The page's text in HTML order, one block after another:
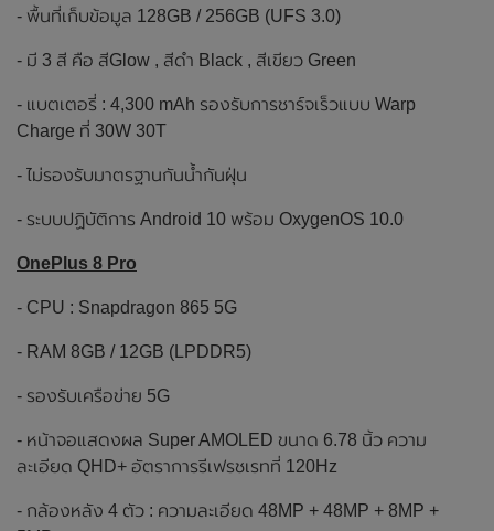
- พื้นที่เก็บข้อมูล 128GB / 256GB (UFS 3.0)
- มี 3 สี คือ สีGlow , สีดำ Black , สีเขียว Green
- แบตเตอรี่ : 4,300 mAh รองรับการชาร์จเร็วแบบ Warp
Charge ที่ 30W 30T
- ไม่รองรับมาตรฐานกันน้ำกันฝุ่น
- ระบบปฏิบัติการ Android 10 พร้อม OxygenOS 10.0
OnePlus 8 Pro
- CPU : Snapdragon 865 5G
- RAM 8GB / 12GB (LPDDR5)
- รองรับเครือข่าย 5G
- หน้าจอแสดงผล Super AMOLED ขนาด 6.78 นิ้ว ความ
ละเอียด QHD+ อัตราการรีเฟรชเรทที่ 120Hz
- กล้องหลัง 4 ตัว : ความละเอียด 48MP + 48MP + 8MP +